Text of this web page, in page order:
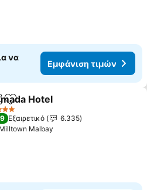
να
Εμφάνιση τιμών
Προσθήκη στα αγαπημένα
Hotel
Εξαιρετικό
6.335
Milltown Malbay